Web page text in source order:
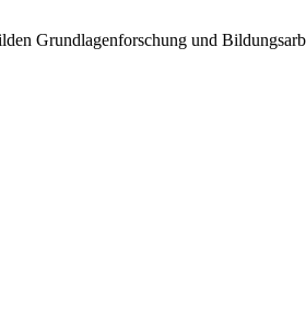
Grundlagenforschung und